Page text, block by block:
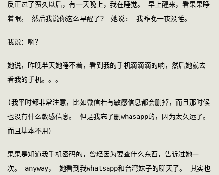
反正过了蛮久以后，有一天晚上，我在睡觉。 早上醒来，看果果睁
着眼。 然后我说你这么早醒了？ 她说:  我昨晚一夜没睡。
我说：啊？
她说，昨晚半天她睡不着，看到我的手机滴滴滴的响，然后她就去
看我的手机。。。
(我平时都非常注意，比如微信若有敏感信息都会删掉，而且那时候
也没有什么敏感信息。 但是我忘了删whasapp的，因为太久远了。
而且基本不用）
果果是知道我手机密码的，曾经因为要查什么东西，告诉过她一
次。 anyway， 她看到我whatsapp和台湾妹子的聊天了。 其实也